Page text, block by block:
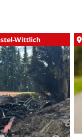
Wittlich